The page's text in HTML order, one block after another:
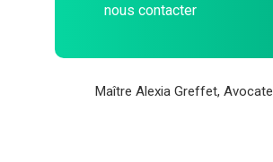
nous contacter
Maître Alexia Greffet, Avocate